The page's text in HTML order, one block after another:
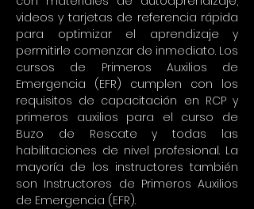
videos y tarjetas de referencia rápida
para optimizar el aprendizaje y
permitirle comenzar de inmediato. Los
cursos de Primeros Auxilios de
Emergencia (EFR) cumplen con los
requisitos de capacitación en RCP y
primeros auxilios para el curso de
Buzo de Rescate y todas las
habilitaciones de nivel profesional. La
mayoría de los instructores también
son Instructores de Primeros Auxilios
de Emergencia (EFR).